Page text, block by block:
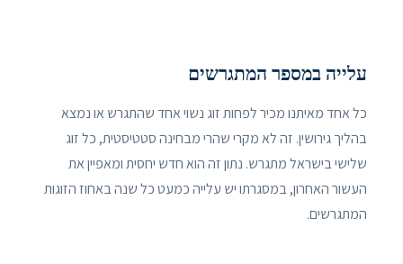
עלייה במספר המתגרשים
כל אחד מאיתנו מכיר לפחות זוג נשוי אחד שהתגרש או נמצא
בהליך גירושין. זה לא מקרי שהרי מבחינה סטטיסטית, כל זוג
שלישי בישראל מתגרש. נתון זה הוא חדש יחסית ומאפיין את
העשור האחרון, במסגרתו יש עלייה כמעט כל שנה באחוז הזוגות
המתגרשים.